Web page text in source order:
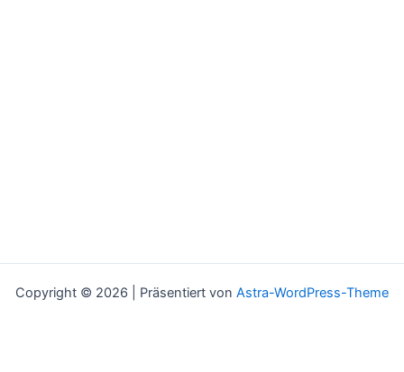
Copyright © 2026 | Präsentiert von Astra-WordPress-Theme